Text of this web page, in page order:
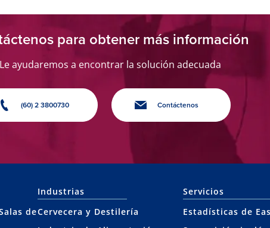
para obtener más información
Le ayudaremos a encontrar la solución adecuada
(60) 2 3800730 Contáctenos
de
Industrias
Cervecera y Destilería
Servicios
Estadísticas de